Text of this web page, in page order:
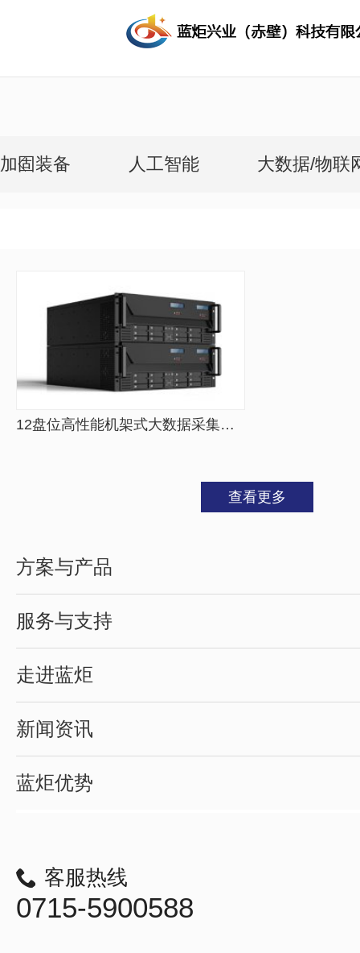
加固装备 人工智能 大数据/物联
12盘位高性能机架式大数据采集挖掘一体机
查看更多
方案与产品
服务与支持
走进蓝炬
新闻资讯
蓝炬优势
客服热线
0715-5900588